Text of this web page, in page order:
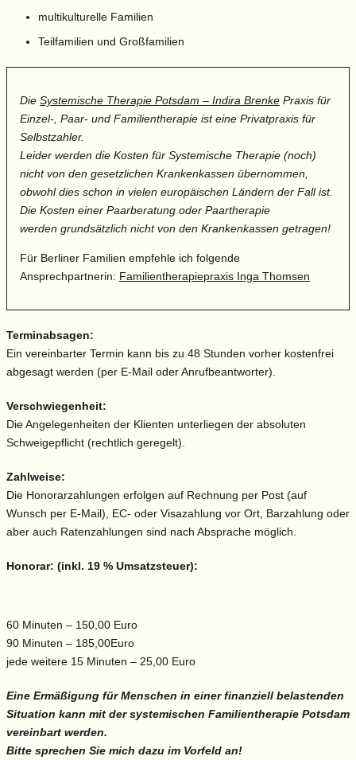
multikulturelle Familien
Teilfamilien und Großfamilien
Die Systemische Therapie Potsdam – Indira Brenke Praxis für
Einzel-, Paar- und Familientherapie ist eine Privatpraxis für
Selbstzahler.
Leider werden die Kosten für Systemische Therapie (noch)
nicht von den gesetzlichen Krankenkassen übernommen,
obwohl dies schon in vielen europäischen Ländern der Fall ist.
Die Kosten einer Paarberatung oder Paartherapie
werden grundsätzlich nicht von den Krankenkassen getragen!
Für Berliner Familien empfehle ich folgende
Ansprechpartnerin: Familientherapiepraxis Inga Thomsen
Terminabsagen:
Ein vereinbarter Termin kann bis zu 48 Stunden vorher kostenfrei
abgesagt werden (per E-Mail oder Anrufbeantworter).
Verschwiegenheit:
Die Angelegenheiten der Klienten unterliegen der absoluten
Schweigepflicht (rechtlich geregelt).
Zahlweise:
Die Honorarzahlungen erfolgen auf Rechnung per Post (auf
Wunsch per E-Mail), EC- oder Visazahlung vor Ort, Barzahlung oder
aber auch Ratenzahlungen sind nach Absprache möglich.
Honorar: (inkl. 19 % Umsatzsteuer):
60 Minuten – 150,00 Euro
90 Minuten – 185,00Euro
jede weitere 15 Minuten – 25,00 Euro
Eine Ermäßigung für Menschen in einer finanziell belastenden
Situation kann mit der systemischen Familientherapie Potsdam
vereinbart werden.
Bitte sprechen Sie mich dazu im Vorfeld an!